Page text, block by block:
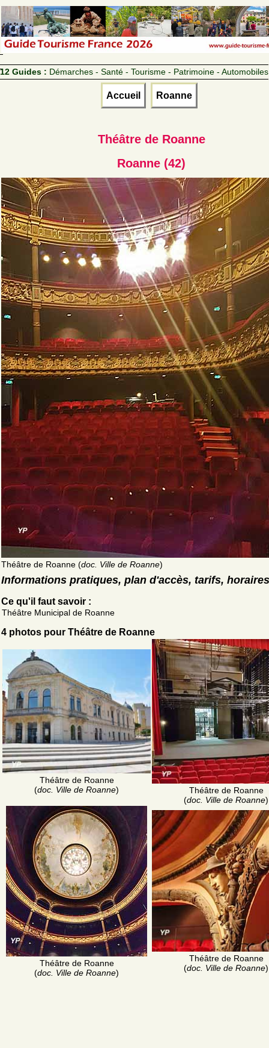
12 Guides : Démarches - Santé - Tourisme - Patrimoine - Automobiles
Accueil Roanne
Théâtre de Roanne
Roanne (42)
Théâtre de Roanne (doc. Ville de Roanne)
Informations pratiques, plan d'accès, tarifs, horaires
Ce qu'il faut savoir :
Théâtre Municipal de Roanne
4 photos pour Théâtre de Roanne
Théâtre de Roanne
(doc. Ville de Roanne)
Théâtre de Roanne
(doc. Ville de Roanne)
Théâtre de Roanne
(doc. Ville de Roanne)
Théâtre de Roanne
(doc. Ville de Roanne)